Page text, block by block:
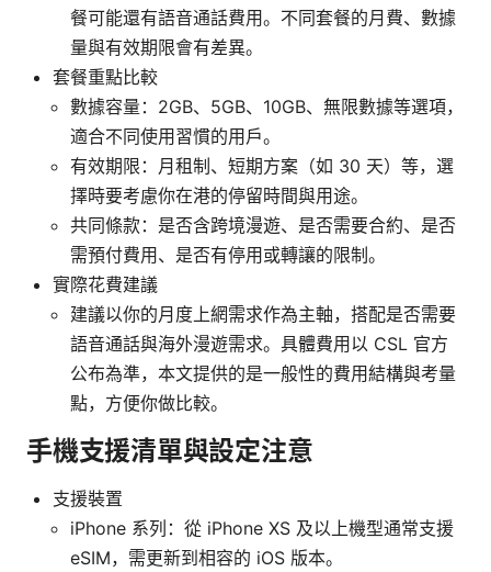
餐可能還有語音通話費用。不同套餐的月費、數據
量與有效期限會有差異。
套餐重點比較
數據容量：2GB、5GB、10GB、無限數據等選項，
適合不同使用習慣的用戶。
有效期限：月租制、短期方案（如 30 天）等，選
擇時要考慮你在港的停留時間與用途。
共同條款：是否含跨境漫遊、是否需要合約、是否
需預付費用、是否有停用或轉讓的限制。
實際花費建議
建議以你的月度上網需求作為主軸，搭配是否需要
語音通話與海外漫遊需求。具體費用以 CSL 官方
公布為準，本文提供的是一般性的費用結構與考量
點，方便你做比較。
手機支援清單與設定注意
支援裝置
iPhone 系列：從 iPhone XS 及以上機型通常支援
eSIM，需更新到相容的 iOS 版本。